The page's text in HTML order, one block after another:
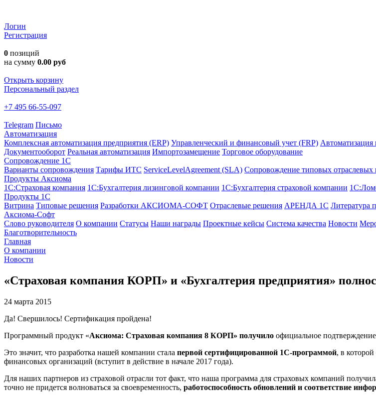
Логин
Регистрация
0 позиций
на сумму 0.00 руб
Открыть корзину
Персональный раздел
+7 495 66-55-097
Telegram Письмо
Автоматизация
Комплексная автоматизация предприятия (ERP) Управленческий и финансовый учет (FRP) Автоматизация
Документооборот Реальная автоматизация Импортозамещение Торговое оборудование
Сопровождение 1С
Варианты сопровождения Тарифы ИТС ServiceLevelAgreement (SLA) Сопровождение типовых отраслевых
Продукты Аксиома
1С:Страховая компания 1С:Бухгалтерия лизинговой компании 1С:Бухгалтерия страховой компании
Продукты 1С
Витрина Типовые решения Разработки АКСИОМА-СОФТ Отраслевые решения АРЕНДА 1С Литература
Аксиома-Софт
Слово руководителя О компании Статусы Наши награды Проектные кейсы Система качества Новости
Благотворительность
Главная
О компании
Новости
«Страховая компания КОРП» и «Бухгалтерия предприятия»
24 марта 2015
Да! Свершилось! Сертификация пройдена!
Программный продукт «Аксиома: Страховая компания 8 КОРП» получило официальное
Это значит, что разработка нашей компании стала первой сертифицированной 1С-программой, в которой
финансовых организаций (вступит в действие в начале 2017 года).
Для наших партнеров из страховой отрасли тот факт, что наша программа для страховых компаний
точно не придется волноваться за своевременность, работоспособность обновлений и соответствие